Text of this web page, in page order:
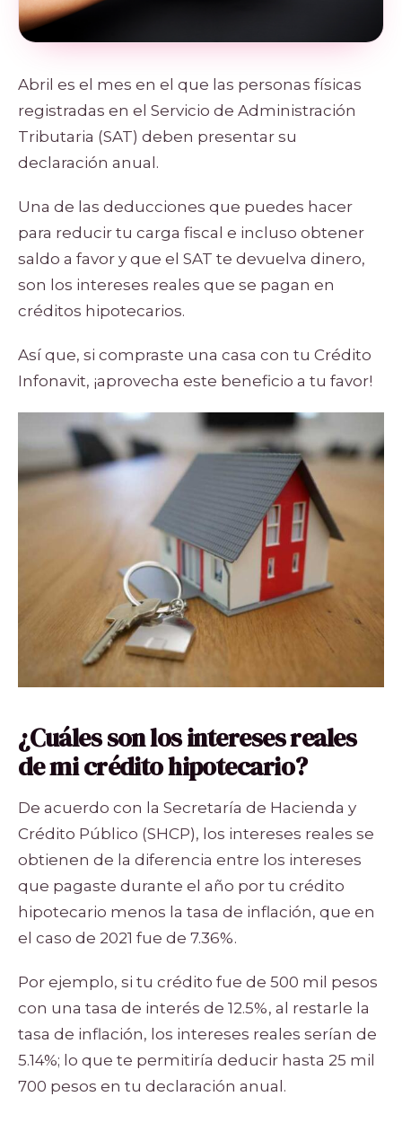
Abril es el mes en el que las personas físicas
registradas en el Servicio de Administración
Tributaria (SAT) deben presentar su
declaración anual.
Una de las deducciones que puedes hacer
para reducir tu carga fiscal e incluso obtener
saldo a favor y que el SAT te devuelva dinero,
son los intereses reales que se pagan en
créditos hipotecarios.
Así que, si compraste una casa con tu Crédito
Infonavit, ¡aprovecha este beneficio a tu favor!
¿Cuáles son los intereses reales
de mi crédito hipotecario?
De acuerdo con la Secretaría de Hacienda y
Crédito Público (SHCP), los intereses reales se
obtienen de la diferencia entre los intereses
que pagaste durante el año por tu crédito
hipotecario menos la tasa de inflación, que en
el caso de 2021 fue de 7.36%.
Por ejemplo, si tu crédito fue de 500 mil pesos
con una tasa de interés de 12.5%, al restarle la
tasa de inflación, los intereses reales serían de
5.14%; lo que te permitiría deducir hasta 25 mil
700 pesos en tu declaración anual.